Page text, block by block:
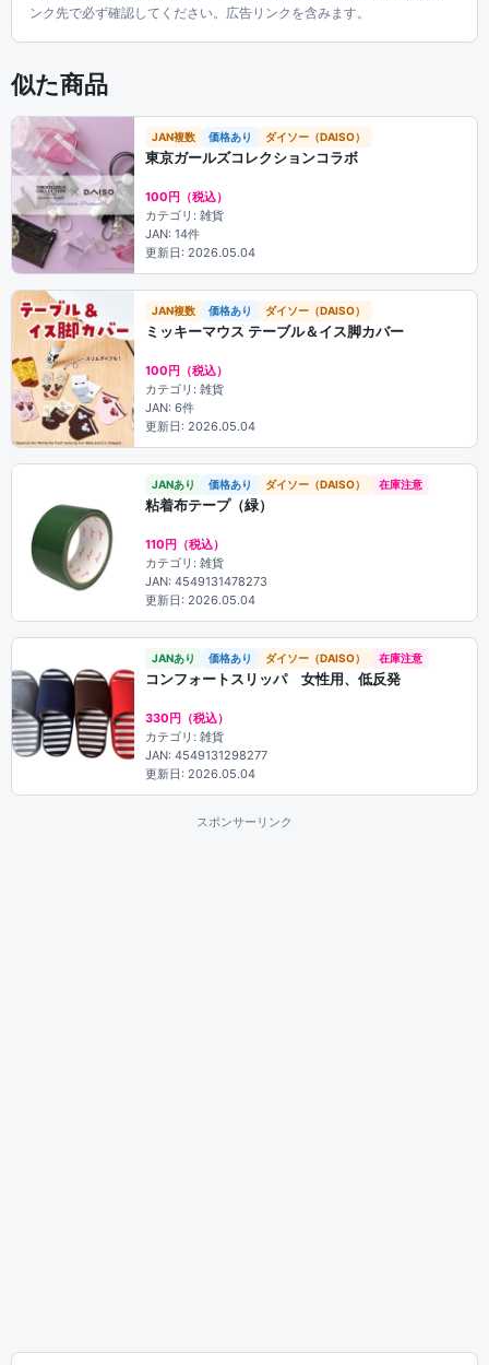
ンク先で必ず確認してください。広告リンクを含みます。
似た商品
JAN複数 価格あり ダイソー（DAISO）
東京ガールズコレクションコラボ
100円（税込）
カテゴリ: 雑貨
JAN: 14件
更新日: 2026.05.04
JAN複数 価格あり ダイソー（DAISO）
ミッキーマウス テーブル＆イス脚カバー
100円（税込）
カテゴリ: 雑貨
JAN: 6件
更新日: 2026.05.04
JANあり 価格あり ダイソー（DAISO） 在庫注意
粘着布テープ（緑）
110円（税込）
カテゴリ: 雑貨
JAN: 4549131478273
更新日: 2026.05.04
JANあり 価格あり ダイソー（DAISO） 在庫注意
コンフォートスリッパ 女性用、低反発
330円（税込）
カテゴリ: 雑貨
JAN: 4549131298277
更新日: 2026.05.04
スポンサーリンク